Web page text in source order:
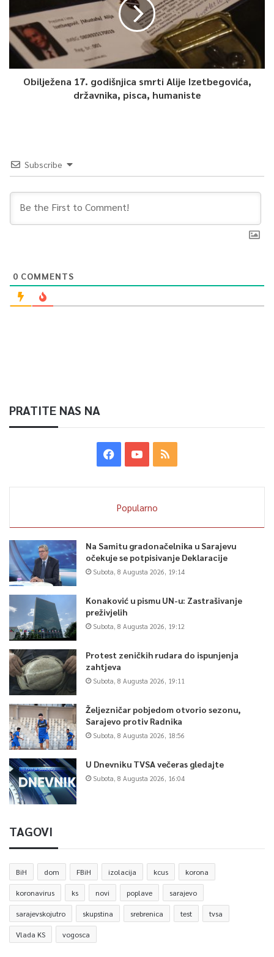
Obilježena 17. godišnjica smrti Alije Izetbegovića,
državnika, pisca, humaniste
Subscribe
0 COMMENTS
PRATITE NAS NA
Popularno
Na Samitu gradonačelnika u Sarajevu
očekuje se potpisivanje Deklaracije
Subota, 8 Augusta 2026, 19:14
Konaković u pismu UN-u: Zastrašivanje
preživjelih
Subota, 8 Augusta 2026, 19:12
Protest zeničkih rudara do ispunjenja
zahtjeva
Subota, 8 Augusta 2026, 19:11
Željezničar pobjedom otvorio sezonu,
Sarajevo protiv Radnika
Subota, 8 Augusta 2026, 18:56
U Dnevniku TVSA večeras gledajte
Subota, 8 Augusta 2026, 16:04
TAGOVI
BiH dom FBiH izolacija kcus korona
koronavirus ks novi poplave sarajevo
sarajevskojutro skupstina srebrenica test tvsa
Vlada KS vogosca